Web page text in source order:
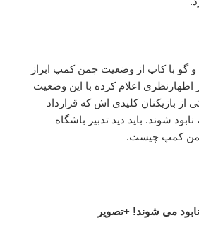
گو با کاپ از وضعیت چمن کمپ ابراز
اظهارنظری اعلام کرده با این وضعیت
بازیکنان کلیدی اش که قرارداد
شوند. باید دید تدبیر باشگاه
چمن کمپ چیست.
نابود می شوند! +تصویر